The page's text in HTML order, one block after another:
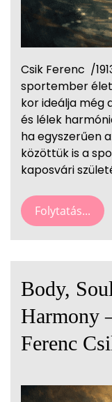
Csik Ferenc /
sportember
kor ideálja még
és lélek
ha egyszerűen
közöttük is a
kaposvári
Folytatás...
Body,
Harmony
Ferenc